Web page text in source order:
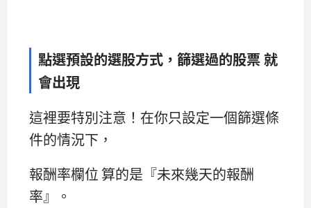
點選預設的選股方式，篩選過的股票 就
會出現
這裡要特別注意！在你只設定一個篩選條
件的情況下，
報酬率欄位 算的是『未來幾天的報酬
率』。